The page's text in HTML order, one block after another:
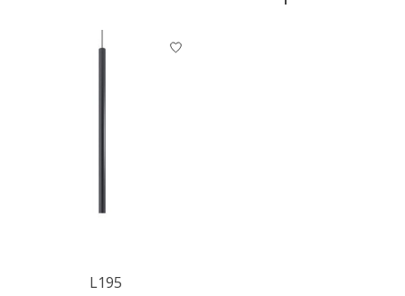
Articles du carrousel de produits
L195